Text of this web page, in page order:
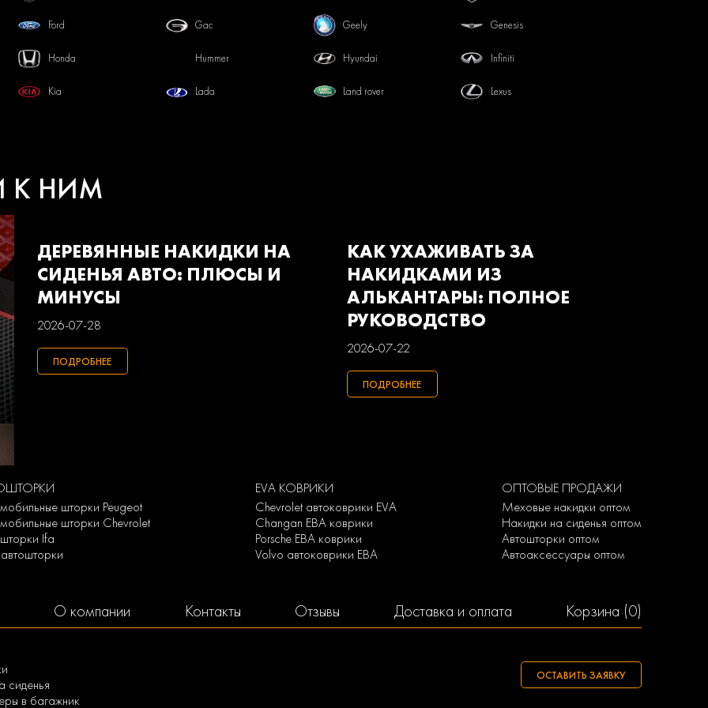
Ford Gac Geely Genesis
Honda Hummer Hyundai Infiniti
Kia Lada Land rover Lexus
Smart
К НИМ
ДЕРЕВЯННЫЕ НАКИДКИ НА
СИДЕНЬЯ АВТО: ПЛЮСЫ И
МИНУСЫ
2026-07-28
ПОДРОБНЕЕ
КАК УХАЖИВАТЬ ЗА
НАКИДКАМИ ИЗ
АЛЬКАНТАРЫ: ПОЛНОЕ
РУКОВОДСТВО
2026-07-22
ПОДРОБНЕЕ
шторки Peugeot
шторки Chevrolet
Ifa
EVA КОВРИКИ
Chevrolet автоковрики EVA
Changan ЕВА коврики
Porsche ЕВА коврики
Volvo автоковрики ЕВА
ОПТОВЫЕ ПРОДАЖИ
Меховые накидки оптом
Накидки на сиденья оптом
Автошторки оптом
Автоаксессуары оптом
О компании Контакты Отзывы Доставка и оплата Корзина (0)
сиденья
в багажник
ОСТАВИТЬ ЗАЯВКУ